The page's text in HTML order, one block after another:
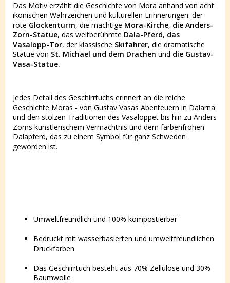
Das Motiv erzählt die Geschichte von Mora anhand von acht
ikonischen Wahrzeichen und kulturellen Erinnerungen: der
rote Glockenturm, die mächtige Mora-Kirche, die Anders-
Zorn-Statue, das weltberühmte Dala-Pferd, das
Vasalopp-Tor, der klassische Skifahrer, die dramatische
Statue von St. Michael und dem Drachen und die Gustav-
Vasa-Statue.
Jedes Detail des Geschirrtuchs erinnert an die reiche
Geschichte Moras - von Gustav Vasas Abenteuern in Dalarna
und den stolzen Traditionen des Vasaloppet bis hin zu Anders
Zorns künstlerischem Vermächtnis und dem farbenfrohen
Dalapferd, das zu einem Symbol für ganz Schweden
geworden ist.
Umweltfreundlich und 100% kompostierbar
Bedruckt mit wasserbasierten und umweltfreundlichen
Druckfarben
Das Geschirrtuch besteht aus 70% Zellulose und 30%
Baumwolle